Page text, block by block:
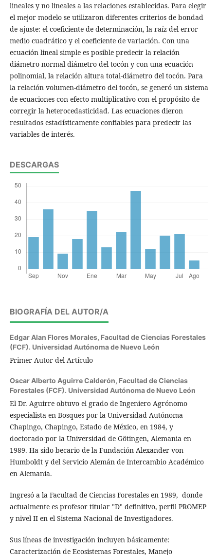
lineales y no lineales a las relaciones establecidas. Para elegir
el mejor modelo se utilizaron diferentes criterios de bondad
de ajuste: el coeficiente de determinación, la raíz del error
medio cuadrático y el coeficiente de variación. Con una
ecuación lineal simple es posible predecir la relación
diámetro normal-diámetro del tocón y con una ecuación
polinomial, la relación altura total-diámetro del tocón. Para
la relación volumen-diámetro del tocón, se generó un sistema
de ecuaciones con efecto multiplicativo con el propósito de
corregir la heterocedasticidad. Las ecuaciones dieron
resultados estadísticamente confiables para predecir las
variables de interés.
DESCARGAS
BIOGRAFÍA DEL AUTOR/A
Edgar Alan Flores Morales, Facultad de Ciencias Forestales
(FCF). Universidad Autónoma de Nuevo León
Primer Autor del Artículo
Oscar Alberto Aguirre Calderón, Facultad de Ciencias
Forestales (FCF). Universidad Autónoma de Nuevo León
El Dr. Aguirre obtuvo el grado de Ingeniero Agrónomo
especialista en Bosques por la Universidad Autónoma
Chapingo, Chapingo, Estado de México, en 1984, y
doctorado por la Universidad de Götingen, Alemania en
1989. Ha sido becario de la Fundación Alexander von
Humboldt y del Servicio Alemán de Intercambio Académico
en Alemania.
Ingresó a la Facultad de Ciencias Forestales en 1989, donde
actualmente es profesor titular "D" definitivo, perfil PROMEP
y nivel II en el Sistema Nacional de Investigadores.
Sus líneas de investigación incluyen básicamente:
Caracterización de Ecosistemas Forestales, Manejo